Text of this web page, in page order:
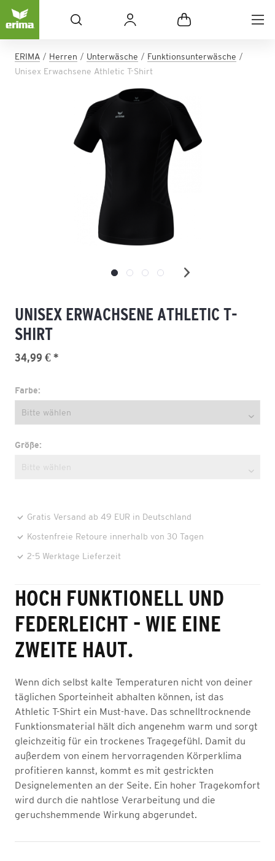
ERIMA Herren Unterwäsche
Funktionsunterwäsche
Unisex Erwachsene Athletic T-Shirt
UNISEX ERWACHSENE ATHLETIC T-
SHIRT
34,99 € *
Farbe:
Größe:
Gratis Versand ab 49 EUR in Deutschland
Kostenfreie Retoure innerhalb von 30 Tagen
2-5 Werktage Lieferzeit
HOCH FUNKTIONELL UND
FEDERLEICHT - WIE EINE
ZWEITE HAUT.
Wenn dich selbst kalte Temperaturen nicht von deiner
täglichen Sporteinheit abhalten können, ist das
Athletic T-Shirt ein Must-have. Das schnelltrocknende
Funktionsmaterial hält dich angenehm warm und sorgt
gleichzeitig für ein trockenes Tragegefühl. Damit du
außerdem von einem hervorragenden Körperklima
profitieren kannst, kommt es mit gestrickten
Designelementen an der Seite. Ein hoher Tragekomfort
wird durch die nahtlose Verarbeitung und die
geruchshemmende Wirkung abgerundet.